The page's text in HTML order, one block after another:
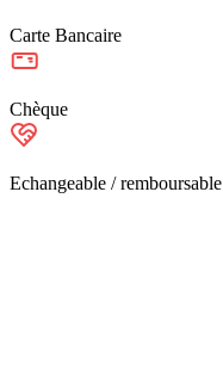
Carte Bancaire
Chèque
Echangeable / remboursable